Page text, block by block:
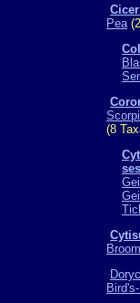
Cicer
Pea
(8
Broom